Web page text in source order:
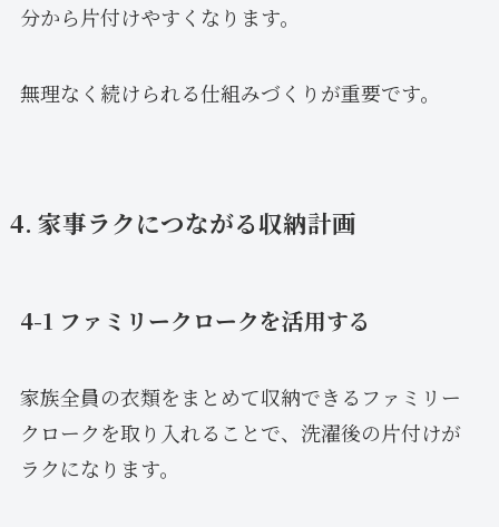
分から片付けやすくなります。
無理なく続けられる仕組みづくりが重要です。
4. 家事ラクにつながる収納計画
4-1 ファミリークロークを活用する
家族全員の衣類をまとめて収納できるファミリー
クロークを取り入れることで、洗濯後の片付けが
ラクになります。